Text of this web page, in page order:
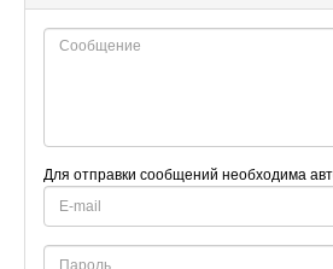
Для отправки сообщений необходима
E-
mail
Password